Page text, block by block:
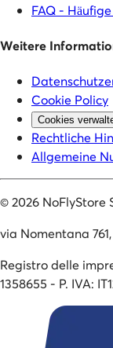
FAQ -
Weitere
Cookie Policy
Cookies
Rechtliche
Allgemeine
©2026 NoFlyStore
via Nomentana
Registro delle
1358655 - P. IVA: